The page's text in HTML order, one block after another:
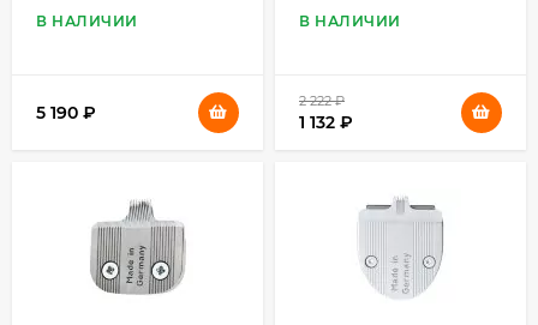
В НАЛИЧИИ
5 190 ₽
В НАЛИЧИИ
2 222₽
1 132 ₽